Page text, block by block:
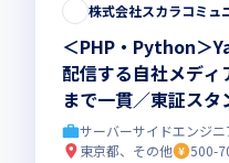
株式会社スカラコミュ
＜PHP・Python＞
配信する自社メディ
まで一貫／東証スタ
サーバーサイドエンジ
東京都、その他
500-